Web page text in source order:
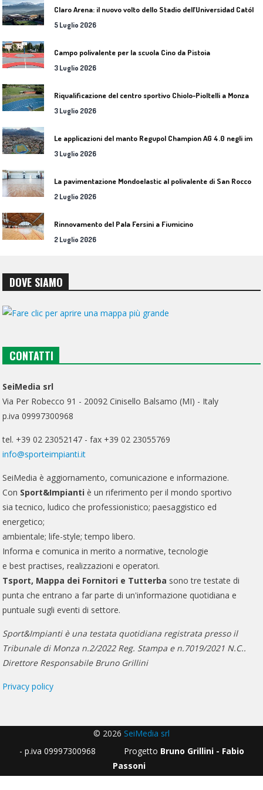
5 Luglio 2026
Campo polivalente per la scuola Cino da Pistoia
3 Luglio 2026
Riqualificazione del centro sportivo Chiolo-Pioltelli a Monza
3 Luglio 2026
3 Luglio 2026
2 Luglio 2026
Rinnovamento del Pala Fersini a Fiumicino
2 Luglio 2026
DOVE SIAMO
CONTATTI
SeiMedia srl
Via Per Robecco 91 - 20092 Cinisello Balsamo (MI) - Italy
p.iva 09997300968
tel. +39 02 23052147 - fax +39 02 23055769
info@sporteimpianti.it
SeiMedia è aggiornamento, comunicazione e informazione.
Con Sport&Impianti è un riferimento per il mondo sportivo
sia tecnico, ludico che professionistico; paesaggistico ed
energetico;
ambientale; life-style; tempo libero.
Informa e comunica in merito a normative, tecnologie
e best practises, realizzazioni e operatori.
Tsport, Mappa dei Fornitori e Tutterba sono tre testate di
punta che entrano a far parte di un'informazione quotidiana e
puntuale sugli eventi di settore.
Sport&Impianti è una testata quotidiana registrata presso il
Tribunale di Monza n.2/2022 Reg. Stampa e n.7019/2021 N.C..
Direttore Responsabile Bruno Grillini
Privacy policy
© 2026 SeiMedia srl
- p.iva 09997300968 Progetto Bruno Grillini - Fabio
Passoni